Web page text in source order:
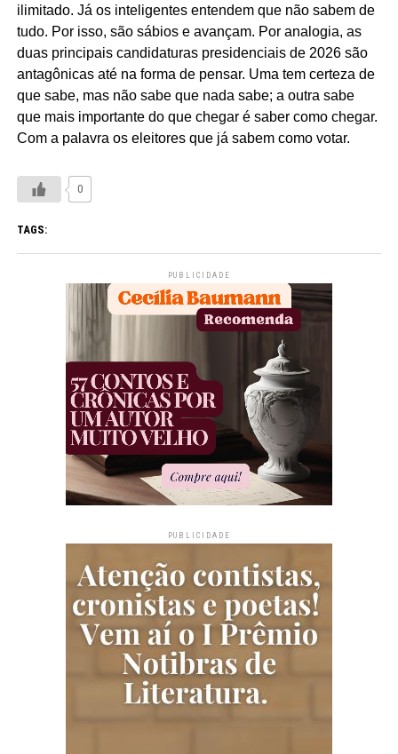
ilimitado. Já os inteligentes entendem que não sabem de
tudo. Por isso, são sábios e avançam. Por analogia, as
duas principais candidaturas presidenciais de 2026 são
antagônicas até na forma de pensar. Uma tem certeza de
que sabe, mas não sabe que nada sabe; a outra sabe
que mais importante do que chegar é saber como chegar.
Com a palavra os eleitores que já sabem como votar.
0
TAGS:
PUBLICIDADE
PUBLICIDADE